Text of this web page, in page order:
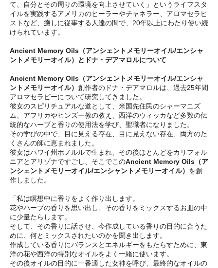
て、自分とその周りの環境を向上させていく」というライフスタ
イルを実践するアメリカのヒーラーやチャネラー、アロマセラピ
ストなど、癒しに従事する人達の間で、20年以上にわたり使い続
けられています。
Ancient Memory Oils（アンシェントメモリーオイル/エンシャ
ントメモリーオイル）とドナ・デアマロルについて
Ancient Memory Oils（アンシェントメモリーオイル/エンシャ
ントメモリーオイル） 創作者のドナ・デアマロルは、過去25年間
アロマセラピーについて研究してきました。
彼女のスピリチュアルな道として、米国先住民のシャーマニズ
ム、アフリカやヒンズー教の教え、西洋のウィッカなど多数の伝
統的なハーブと香りの使用法を学び、聖職者になりました。
その学びの中で、目に見える存在、目に見えない存在、両方のた
くさんの師に恵まれました。
彼女はハワイ州ホノルルで生まれ、その後ほとんどをカリフォル
ニアとアリゾナですごし、そこでこのAncient Memory Oils（ア
ンシェントメモリーオイル/エンシャントメモリーオイル） を創
作しました。
「私は瞑想中に香りをよく作り出します。
花やハーブの香りを思い出し、その香りをミックスするお皿の中
に少量たらします。
そして、その香りに話させ、今作成している香りの目的に合うた
めに、何とミックスされたいのかを聞き出します。
作成している香りにバランスとエネルギーをもたらすために、東
洋の花や西洋の特別なオイルをよく一緒に使います。
その後オイルの目的に一番適した女神を呼び、最終的なオイルの